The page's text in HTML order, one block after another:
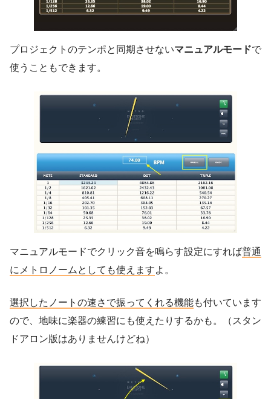
プロジェクトのテンポと同期させないマニュアルモードで
使うこともできます。
マニュアルモードでクリック音を鳴らす設定にすれば普通
にメトロノームとしても使えますよ。
選択したノートの速さで振ってくれる機能も付いています
ので、地味に楽器の練習にも使えたりするかも。（スタン
ドアロン版はありませんけどね）